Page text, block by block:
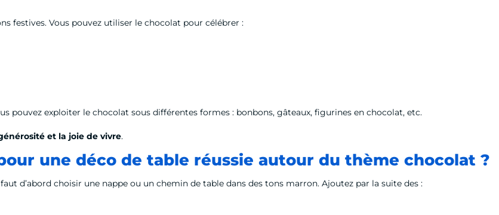
festives. Vous pouvez utiliser le chocolat pour célébrer :
pouvez exploiter le chocolat sous différentes formes : bonbons, gâteaux, figurines en chocolat, etc.
et la joie de vivre.
une déco de table réussie autour du thème chocolat ?
d’abord choisir une nappe ou un chemin de table dans des tons marron. Ajoutez par la suite des :